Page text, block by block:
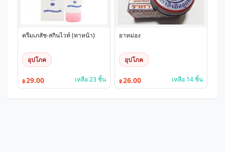
ครีมเภสัช-สกินไวท์ (ทาหน้า)
อุปโภค
฿29.00 เหลือ 23 ชิ้น
ยาหม่อง
อุปโภค
฿26.00 เหลือ 14 ชิ้น